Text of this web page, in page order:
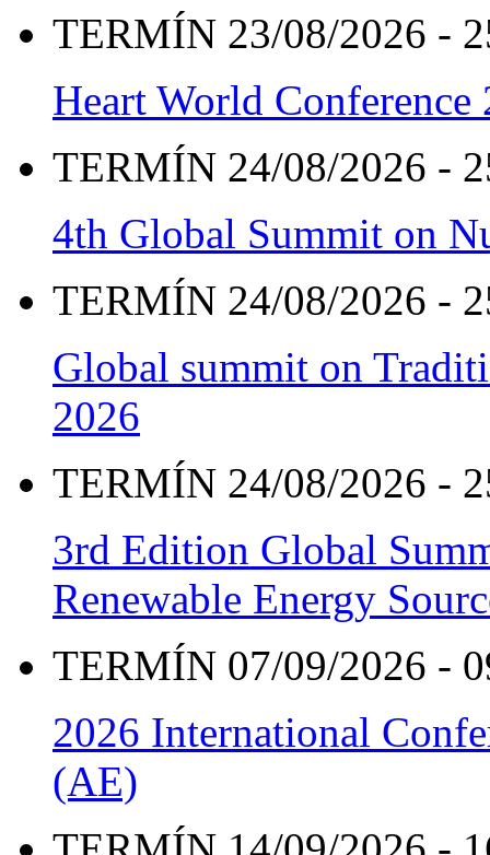
TERMÍN 23/08/2026 -
Heart World Conference
TERMÍN 24/08/2026 -
4th Global Summit on
TERMÍN 24/08/2026 -
Global summit on
2026
TERMÍN 24/08/2026 -
3rd Edition Global
Renewable Energy
TERMÍN 07/09/2026 -
2026 International
(AE)